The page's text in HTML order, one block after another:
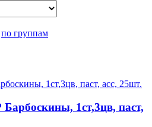
по группам
1ст,3цв, паст,